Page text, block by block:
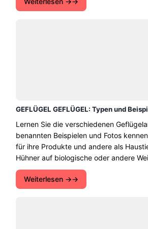
GEFLÜGEL GEFLÜGEL: Typen und
Lernen Sie die verschiedenen
benannten Beispielen und Fotos
für ihre Produkte und andere als
Hühner auf biologische oder andere
Weiterlesen →